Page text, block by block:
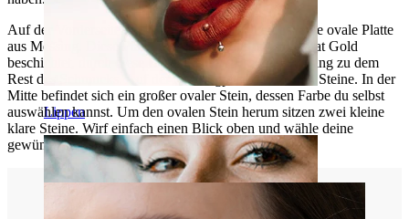
Lippen
Auf der Vorderseite des Rings befindet sich eine kleine ovale Platte
aus Messing. Diese Platte wurde ebenfalls mit 14 Karat Gold
beschichtet, durch diese Beschichtung passt das Messing zu dem
Rest des Schmucks. Auf der Messingplatte sitzen drei Steine. In der
Mitte befindet sich ein großer ovaler Stein, dessen Farbe du selbst
auswählen kannst. Um den ovalen Stein herum sitzen zwei kleine
klare Steine. Wirf einfach einen Blick oben und wähle deine
gewünschte Farbe für den ovalen Stein aus.